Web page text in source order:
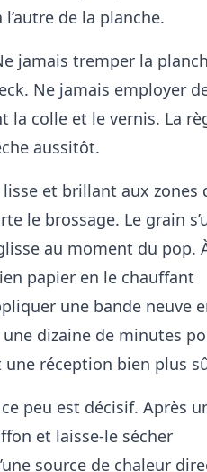
de la planche.
jamais tremper la
Ne jamais employer
la colle et le vernis. La
aussitôt.
et brillant aux zones
le brossage. Le grain
au moment du pop.
papier en le chauffant
une bande neuve
dizaine de minutes
une réception bien plus
peu est décisif. Après
et laisse-le sécher
source de chaleur